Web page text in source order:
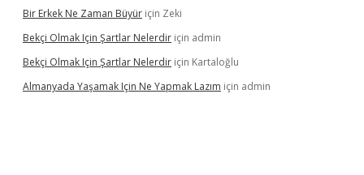
Bir Erkek Ne Zaman Büyür için Zeki
Bekçi Olmak Için Şartlar Nelerdir için admin
Bekçi Olmak Için Şartlar Nelerdir için Kartaloğlu
Almanyada Yaşamak Için Ne Yapmak Lazım için admin